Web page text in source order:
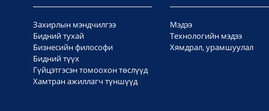
Захирлын мэндчилгээ
Бидний тухай
Бизнесийн философи
Бидний түүх
Гүйцэтгэсэн томоохон төслүүд
Хамтран ажиллагч түншүүд
Мэдээ
Технологийн мэдээ
Хямдрал, урамшуулал